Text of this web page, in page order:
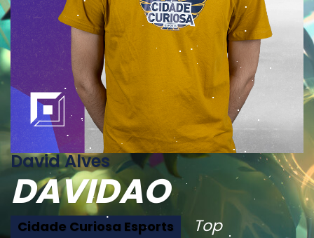
David Alves
DAVIDAO
Cidade Curiosa Esports Top